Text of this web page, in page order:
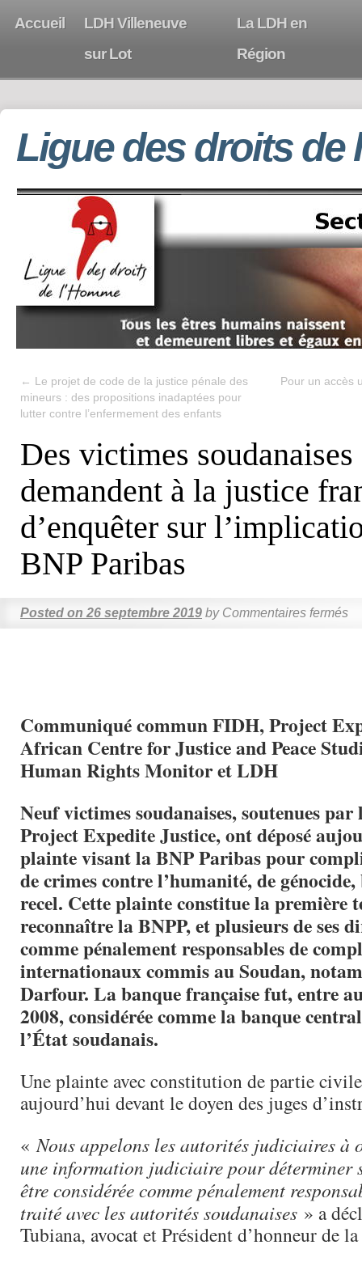
Accueil
LDH Villeneuve
sur Lot
La LDH en
Région
Ligue des droits de
← Le projet de code de la justice pénale des
mineurs : des propositions inadaptées pour
lutter contre l’enfermement des enfants
Pour un accès
Des victimes soudanaises
demandent à la justice
d’enquêter sur
BNP Paribas
Posted on 26 septembre 2019 by Commentaires fermés
Communiqué commun FIDH, Project
African Centre for Justice and Peace
Human Rights Monitor et LDH
Neuf victimes soudanaises, soutenues
Project Expedite Justice, ont déposé
plainte visant la BNP Paribas pour
de crimes contre l’humanité, de
recel. Cette plainte constitue la première
reconnaître la BNPP, et plusieurs de ses
comme pénalement responsables de
internationaux commis au Soudan,
Darfour. La banque française fut, entre
2008, considérée comme la banque
l’État soudanais.
Une plainte avec constitution de partie civile
aujourd’hui devant le doyen des juges
«Nous appelons les autorités judiciaires à
une information judiciaire pour déterminer
être considérée comme pénalement
traité avec les autorités soudanaises » a
Tubiana, avocat et Président d’honneur de